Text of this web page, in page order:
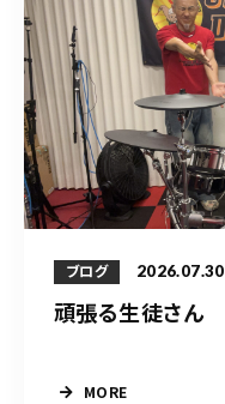
ブログ 2026.07.30
頑張る生徒さん
MORE